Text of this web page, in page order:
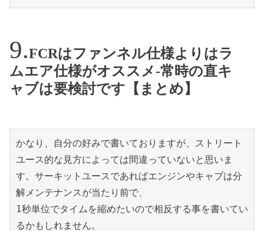
FCRはファンネル仕様よりはラ
ムエア仕様がオススメ-常時の直キ
ャブは要検討です【まとめ】
かなり、自分の好みで書いておりますが、ストリート
ユース的な見方によっては間違っていないと思いま
す。サーキットユースであればエンジンやキャブは分
解メンテナンスが当たり前で、
1秒単位でタイムを縮めたいので相反する事を書いてい
るかもしれません。